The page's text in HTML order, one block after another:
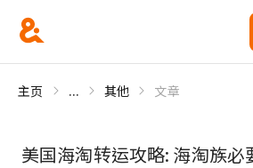
主页 ... 其他 文章
美国海淘转运攻略: 海淘族必